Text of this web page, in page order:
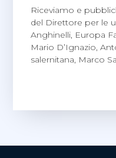
Riceviamo e
del Direttore per le
Anghinelli, Europa
Mario D’Ignazio,
salernitana, Marco